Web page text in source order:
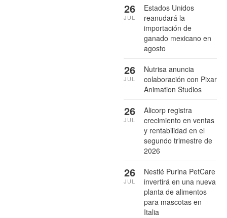
Estados Unidos
reanudará la
importación de
ganado mexicano en
agosto
26
JUL
Nutrisa anuncia
colaboración con Pixar
Animation Studios
26
JUL
Alicorp registra
crecimiento en ventas
y rentabilidad en el
segundo trimestre de
2026
26
JUL
Nestlé Purina PetCare
invertirá en una nueva
planta de alimentos
para mascotas en
Italia
26
JUL